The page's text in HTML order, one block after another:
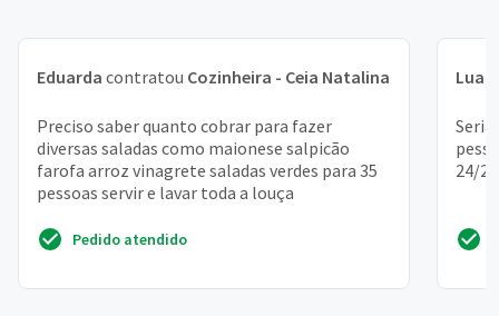
Eduarda contratou Cozinheira - Ceia Natalina
Preciso saber quanto cobrar para fazer
diversas saladas como maionese salpicão
farofa arroz vinagrete saladas verdes para 35
pessoas servir e lavar toda a louça
Pedido atendido
Luan
Seria
24/